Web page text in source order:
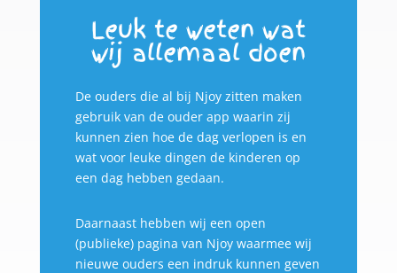
Leuk te weten wat
wij allemaal doen
De ouders die al bij Njoy zitten maken
gebruik van de ouder app waarin zij
kunnen zien hoe de dag verlopen is en
wat voor leuke dingen de kinderen op
een dag hebben gedaan.
Daarnaast hebben wij een open
(publieke) pagina van Njoy waarmee wij
nieuwe ouders een indruk kunnen geven